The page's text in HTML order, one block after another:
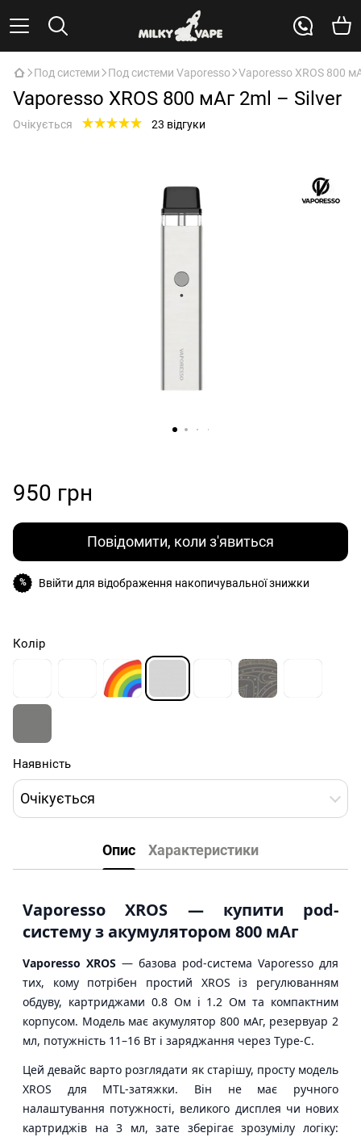
Под системи Под системи Vaporesso Vaporesso XROS 800
Vaporesso XROS 800 мАг 2ml – Silver
Очікується 23 відгуки
950 грн
Повідомити, коли з'явиться
% Ввійти для відображення накопичувальної знижки
Колір
Наявність
Очікується
Опис Характеристики
Vaporesso XROS — купити pod-
систему з акумулятором 800 мАг
Vaporesso XROS — базова pod-система Vaporesso для
тих, кому потрібен простий XROS із регулюванням
обдуву, картриджами 0.8 Ом і 1.2 Ом та компактним
корпусом. Модель має акумулятор 800 мАг, резервуар 2
мл, потужність 11–16 Вт і заряджання через Type-C.
Цей девайс варто розглядати як старішу, просту модель
XROS для MTL-затяжки. Він не має ручного
налаштування потужності, великого дисплея чи нових
картриджів на 3 мл, зате зберігає зрозумілу логіку: